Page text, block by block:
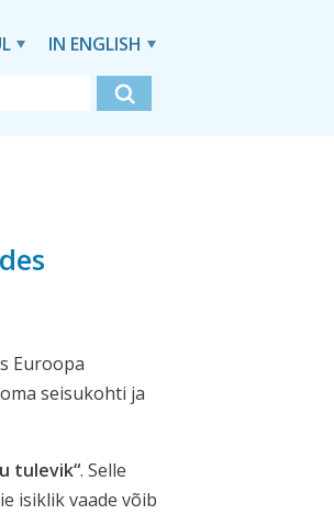
IN ENGLISH
Euroopa
seisukohti ja
tulevik“. Selle
isiklik vaade võib